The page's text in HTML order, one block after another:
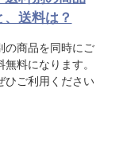
送料は？
の商品を同時にご
料になります。
ひご利用ください